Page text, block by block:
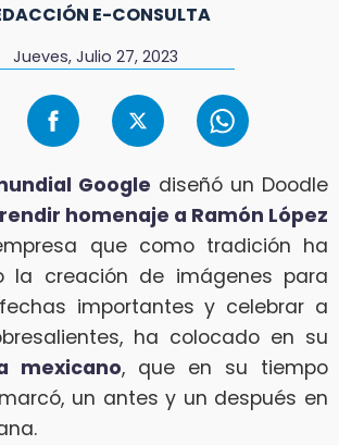
E-CONSULTA
Jueves, Julio 27, 2023
Google diseñó un Doodle
rendir homenaje a Ramón López
que como tradición ha
la creación de imágenes para
importantes y celebrar a
ha colocado en su
mexicano, que en su tiempo
un antes y un después en